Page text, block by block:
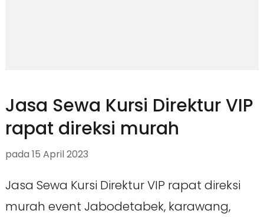
Jasa Sewa Kursi Direktur VIP
rapat direksi murah
pada 15 April 2023
Jasa Sewa Kursi Direktur VIP rapat direksi
murah event Jabodetabek, karawang,